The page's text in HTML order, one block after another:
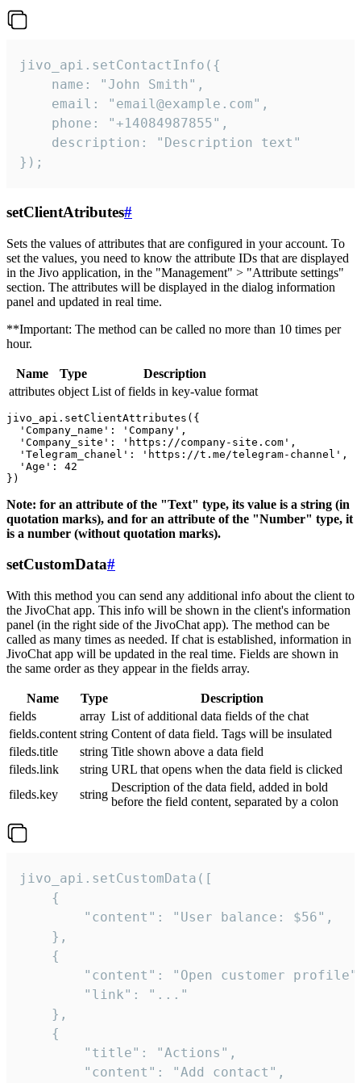
jivo_api.setContactInfo({
    name: "John Smith",
    email: "email@example.com",
    phone: "+14084987855",
    description: "Description text"
});
setClientAtributes#
Sets the values ​​of attributes that are configured in your account. To
set the values, you need to know the attribute IDs that are displayed
in the Jivo application, in the "Management" > "Attribute settings"
section. The attributes will be displayed in the dialog information
panel and updated in real time.
**Important: The method can be called no more than 10 times per
hour.
Name Type
Description
attributes object List of fields in key-value format
jivo_api.setClientAttributes({
  'Company_name': 'Company',
  'Company_site': 'https://company-site.com',
  'Telegram_chanel': 'https://t.me/telegram-channel',
  'Age': 42
Note: for an attribute of the "Text" type, its value is a string (in
quotation marks), and for an attribute of the "Number" type, it
is a number (without quotation marks).
setCustomData#
With this method you can send any additional info about the client to
the JivoChat app. This info will be shown in the client's information
panel (in the right side of the JivoChat app). The method can be
called as many times as needed. If chat is established, information in
JivoChat app will be updated in the real time. Fields are shown in
the same order as they appear in the fields array.
Name Type
Description
fields
array List of additional data fields of the chat
fields.content string Content of data field. Tags will be insulated
fileds.title
string Title shown above a data field
fileds.link
string URL that opens when the data field is clicked
fileds.key
string
Description of the data field, added in bold
before the field content, separated by a colon
jivo_api.setCustomData([
    {
        "content": "User balance: $56",
    },
    {
"content": "Open customer
        "link": "..."
    },
    {
        "title": "Actions",
        "content": "Add contact",